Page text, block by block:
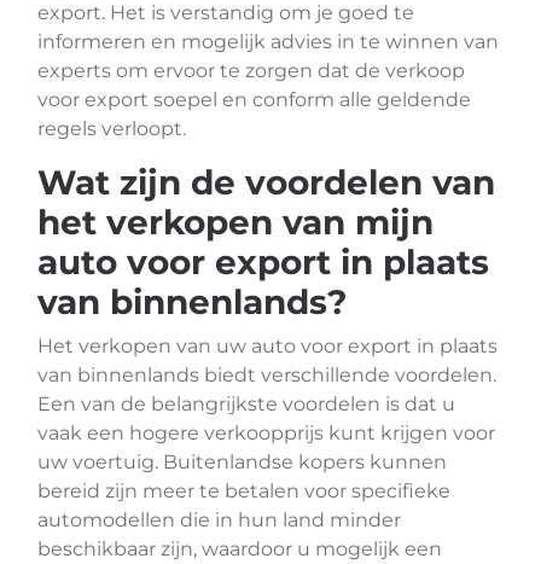
export. Het is verstandig om je goed te
informeren en mogelijk advies in te winnen van
experts om ervoor te zorgen dat de verkoop
voor export soepel en conform alle geldende
regels verloopt.
Wat zijn de voordelen van
het verkopen van mijn
auto voor export in plaats
van binnenlands?
Het verkopen van uw auto voor export in plaats
van binnenlands biedt verschillende voordelen.
Een van de belangrijkste voordelen is dat u
vaak een hogere verkoopprijs kunt krijgen voor
uw voertuig. Buitenlandse kopers kunnen
bereid zijn meer te betalen voor specifieke
automodellen die in hun land minder
beschikbaar zijn, waardoor u mogelijk een